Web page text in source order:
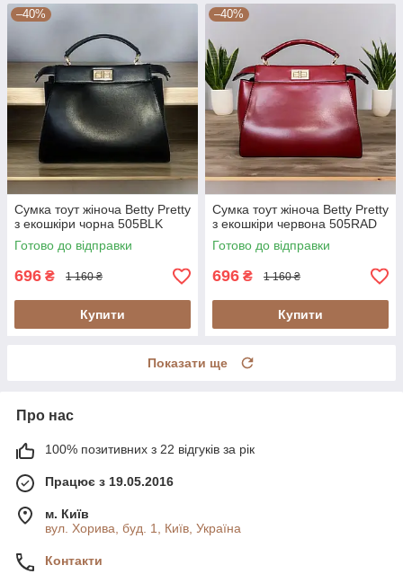
–40%
Сумка тоут жіноча Betty Pretty
з екошкіри чорна 505BLK
Готово до відправки
696 ₴ 1 160 ₴
Купити
–40%
Сумка тоут жіноча Betty Pretty
з екошкіри червона 505RAD
Готово до відправки
696 ₴ 1 160 ₴
Купити
Показати ще
Про нас
100% позитивних з 22 відгуків за рік
Працює з 19.05.2016
м. Київ
вул. Хорива, буд. 1, Київ, Україна
Контакти